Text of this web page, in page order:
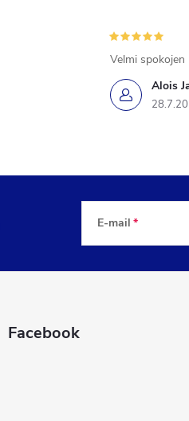
Alois
Velmi spokojen
E-mail
Facebook